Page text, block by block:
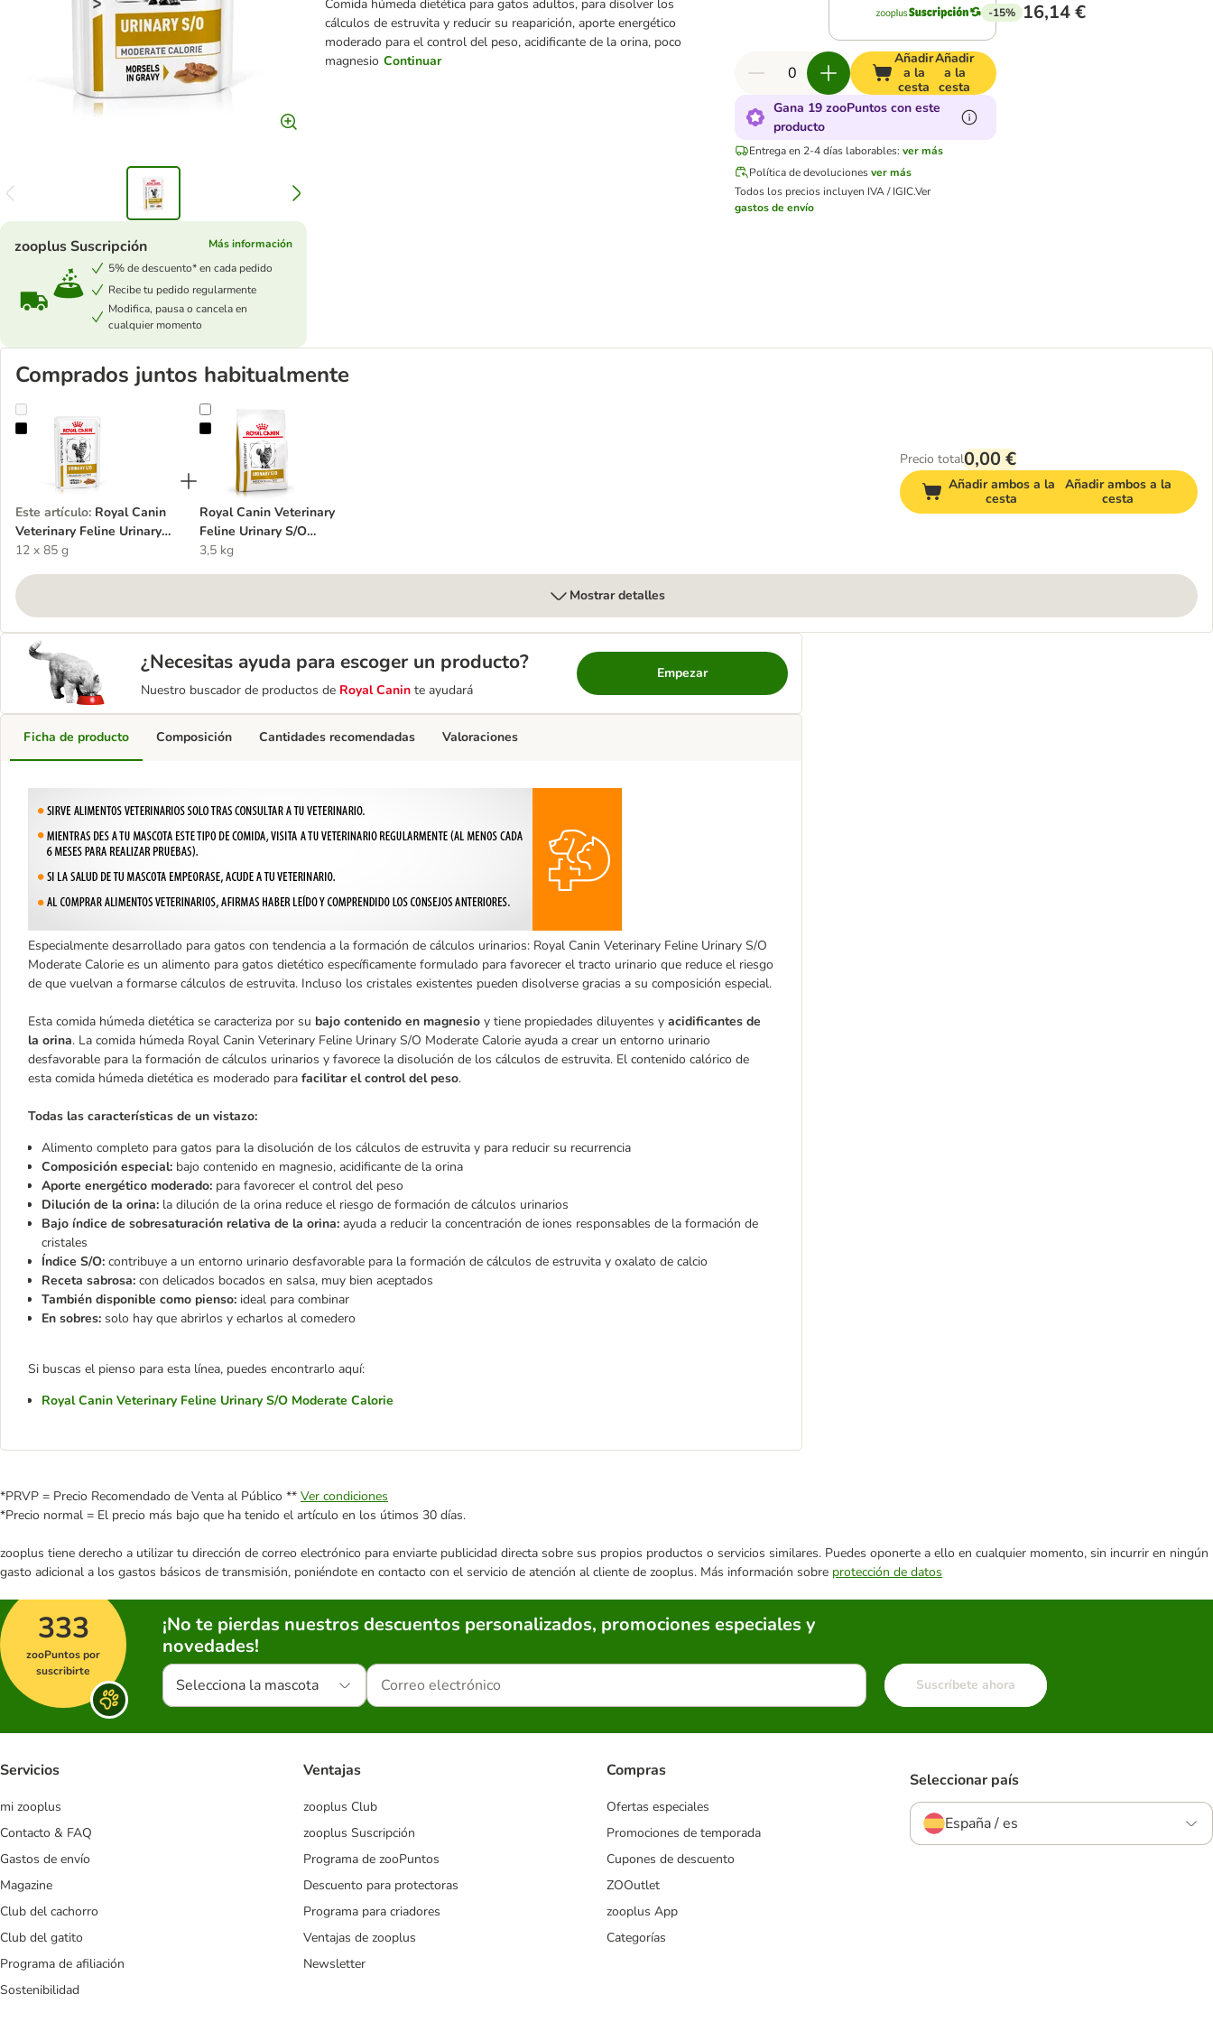
Comida húmeda dietética para gatos adultos, para disolver los
cálculos de estruvita y reducir su reaparición, aporte energético
moderado para el control del peso, acidificante de la orina, poco
magnesio Continuar
zooplus Suscripción
Más información
5% de descuento* en cada pedido
Recibe tu pedido regularmente
Modifica, pausa o cancela en
cualquier momento
-15% 16,14 €
Añadir
a la
cesta
Añadir
a la
cesta
Gana 19 zooPuntos con este
producto
Entrega en 2-4 días laborables: ver más
Política de devolucionesver más
Todos los precios incluyen IVA / IGIC.Ver
gastos de envío
Comprados juntos habitualmente
Royal Canin Veterinary Feline Urinary S/O Moderate Calorie en salsa
Este artículo: Royal Canin
Veterinary Feline Urinary
S/O Moderate Calorie en
12 x 85 g
Royal Canin Veterinary Feline Urinary S/O Moderate Calorie
Royal Canin Veterinary
Feline Urinary S/O
Moderate Calorie
3,5 kg
Precio total0,00 €
Añadir ambos a la
cesta
Añadir ambos a la
cesta
Mostrar detalles
¿Necesitas ayuda para escoger un producto?
Nuestro buscador de productos de Royal Canin te ayudará
Empezar
Ficha de producto
Especialmente desarrollado para gatos con tendencia a la formación de cálculos urinarios: Royal Canin Veterinary Feline Urinary S/O
Moderate Calorie es un alimento para gatos dietético específicamente formulado para favorecer el tracto urinario que reduce el riesgo
de que vuelvan a formarse cálculos de estruvita. Incluso los cristales existentes pueden disolverse gracias a su composición especial.
Esta comida húmeda dietética se caracteriza por su bajo contenido en magnesio y tiene propiedades diluyentes y acidificantes de
la orina. La comida húmeda Royal Canin Veterinary Feline Urinary S/O Moderate Calorie ayuda a crear un entorno urinario
desfavorable para la formación de cálculos urinarios y favorece la disolución de los cálculos de estruvita. El contenido calórico de
esta comida húmeda dietética es moderado para facilitar el control del peso.
Todas las características de un vistazo:
Alimento completo para gatos para la disolución de los cálculos de estruvita y para reducir su recurrencia
Composición especial: bajo contenido en magnesio, acidificante de la orina
Aporte energético moderado: para favorecer el control del peso
Dilución de la orina: la dilución de la orina reduce el riesgo de formación de cálculos urinarios
Bajo índice de sobresaturación relativa de la orina: ayuda a reducir la concentración de iones responsables de la formación de
cristales
Índice S/O: contribuye a un entorno urinario desfavorable para la formación de cálculos de estruvita y oxalato de calcio
Receta sabrosa: con delicados bocados en salsa, muy bien aceptados
También disponible como pienso: ideal para combinar
En sobres: solo hay que abrirlos y echarlos al comedero
Si buscas el pienso para esta línea, puedes encontrarlo aquí:
Royal Canin Veterinary Feline Urinary S/O Moderate Calorie
Composición Cantidades recomendadas Valoraciones
*PRVP = Precio Recomendado de Venta al Público ** Ver condiciones
*Precio normal = El precio más bajo que ha tenido el artículo en los útimos 30 días.
zooplus tiene derecho a utilizar tu dirección de correo electrónico para enviarte publicidad directa sobre sus propios productos o servicios similares. Puedes oponerte a ello en cualquier momento, sin incurrir en ningún
gasto adicional a los gastos básicos de transmisión, poniéndote en contacto con el servicio de atención al cliente de zooplus. Más información sobre protección de datos
333
zooPuntos por
suscribirte
¡No te pierdas nuestros descuentos personalizados, promociones especiales y
novedades!
Selecciona la mascota Suscríbete ahora
Servicios
mi zooplus
Contacto & FAQ
Gastos de envío
Magazine
Club del cachorro
Club del gatito
Programa de afiliación
Sostenibilidad
Ventajas
zooplus Club
zooplus Suscripción
Programa de zooPuntos
Descuento para protectoras
Programa para criadores
Ventajas de zooplus
Newsletter
Compras
Ofertas especiales
Promociones de temporada
Cupones de descuento
ZOOutlet
zooplus App
Categorías
Seleccionar país
España / es